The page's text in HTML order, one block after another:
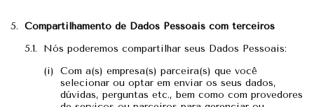
Compartilhamento de Dados Pessoais com terceiros
Nós poderemos compartilhar seus Dados Pessoais:
Com a(s) empresa(s) parceira(s) que você
selecionar ou optar em enviar os seus dados,
dúvidas, perguntas etc., bem como com provedores